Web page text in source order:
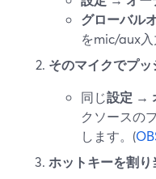
グローバル
をmic/aux入
そのマイクでプッ
同じ設定 →
クソースの
します。(
ホットキーを割り